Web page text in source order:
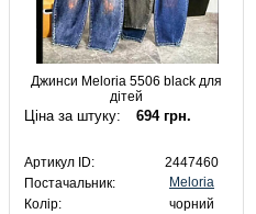
Джинси Meloria 5506 black для
дітей
Ціна за штуку: 694 грн.
Артикул ID:
2447460
Постачальник:
Meloria
Колір:
чорний